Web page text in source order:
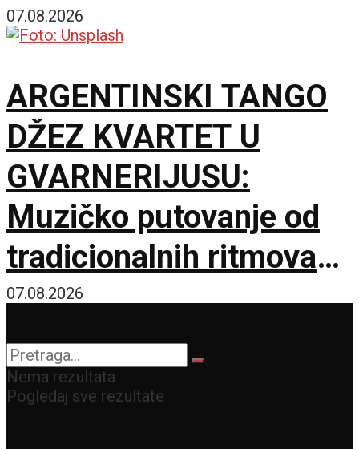
snage za zaštitu
resursa
07.08.2026
ARGENTINSKI TANGO
DŽEZ KVARTET U
GVARNERIJUSU:
Muzičko putovanje od
tradicionalnih ritmova
do Astora Pjacole
07.08.2026
Nema rezultata
Pogledaj sve rezultate